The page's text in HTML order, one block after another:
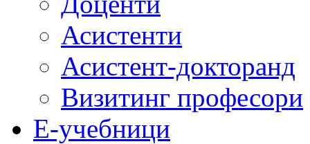
Асистенти
Асистент-докторанд
Визитинг професори
Е-учебници